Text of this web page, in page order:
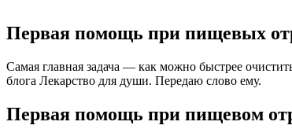
Первая помощь при пищевых
Самая главная задача — как можно быстрее
блога Лекарство для души. Передаю слово ему.
Первая помощь при пищевом